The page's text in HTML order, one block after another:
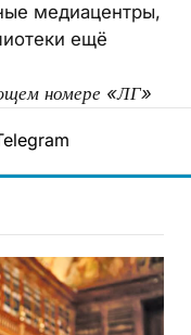
медиацентры,
ещё
номере «ЛГ»